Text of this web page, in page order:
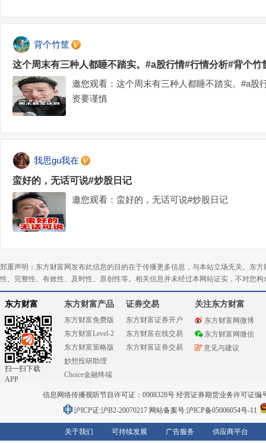
背个竹筐
这个周末有三种人都睡不踏实。#a股行情#行情分析#背个竹
邀您观看：这个周末有三种人都睡不踏实。#a股
资要谨慎
我思gu我在
蛮好的，无话可说#炒股日记
邀您观看：蛮好的，无话可说#炒股日记
郑重声明：东方财富网发布此信息的目的在于传播更多信息，与本站立场无关。东
性、完整性、有效性、及时性、原创性等。相关信息并未经过本网站证实，不对您
东方财富
扫一扫下载
APP
东方财富产品
东方财富免费版
东方财富Level-2
东方财富策略版
妙想投研助理
Choice金融终端
证券交易
东方财富证券开户
东方财富在线交易
东方财富证券交易
关注东方财富
东方财富网微博
东方财富网微信
意见与建议
信息网络传播视听节目许可证：0908328号 经营证券期货业务许可证编
沪ICP证:沪B2-20070217 网站备案号:沪ICP备05006054号-11
关于我们 可持续发展 广告服务 供应商平台